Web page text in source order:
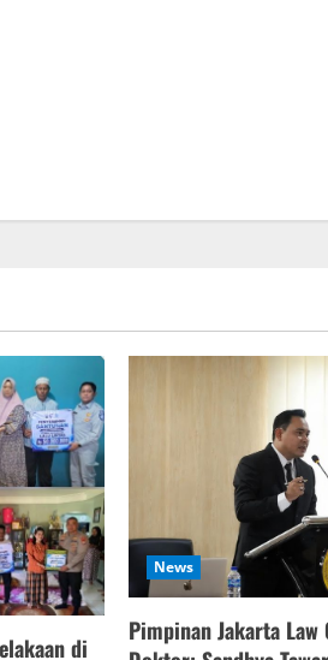
di
News
Pimpinan Jakarta Law